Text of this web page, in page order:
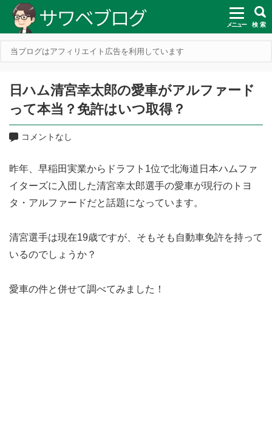
メニュー 検 索
当ブログはアフィリエイト広告を利用しています
日ハム清宮幸太郎の愛車がアルファード
って本当？免許はいつ取得？
コメントなし
昨年、早稲田実業からドラフト1位で北海道日本ハムファ
イターズに入団した清宮幸太郎選手の愛車が現行のトヨ
タ・アルファードだと話題になっています。
清宮選手は現在19歳ですが、そもそも自動車免許を持って
いるのでしょうか？
愛車の件と併せて調べてみました！